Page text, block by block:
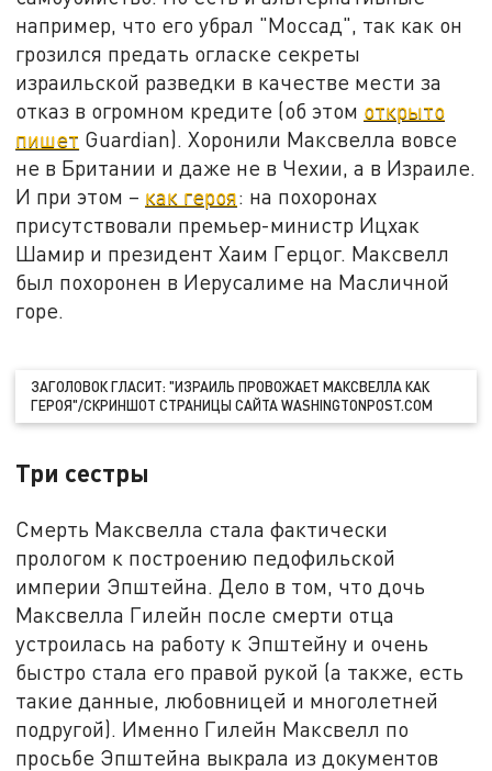
например, что его убрал "Моссад", так как он
грозился предать огласке секреты
израильской разведки в качестве мести за
отказ в огромном кредите (об этом открыто
пишет Guardian). Хоронили Максвелла вовсе
не в Британии и даже не в Чехии, а в Израиле.
И при этом – как героя: на похоронах
присутствовали премьер-министр Ицхак
Шамир и президент Хаим Герцог. Максвелл
был похоронен в Иерусалиме на Масличной
горе.
ЗАГОЛОВОК ГЛАСИТ: "ИЗРАИЛЬ ПРОВОЖАЕТ МАКСВЕЛЛА КАК
ГЕРОЯ"/СКРИНШОТ СТРАНИЦЫ САЙТА WASHINGTONPOST.COM
Три сестры
Смерть Максвелла стала фактически
прологом к построению педофильской
империи Эпштейна. Дело в том, что дочь
Максвелла Гилейн после смерти отца
устроилась на работу к Эпштейну и очень
быстро стала его правой рукой (а также, есть
такие данные, любовницей и многолетней
подругой). Именно Гилейн Максвелл по
просьбе Эпштейна выкрала из документов